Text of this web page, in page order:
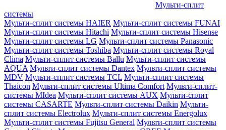
Мульти-сплит
системы
Мульти-сплит системы HAIER Мульти-сплит системы FUNAI
Мульти-сплит системы Hitachi Мульти-сплит системы Hisense
Мульти-сплит системы LG Мульти-сплит системы Panasonic
Мульти-сплит системы Toshiba Мульти-сплит системы Royal
Clima Мульти-сплит системы Ballu Мульти-сплит системы
AQUA Мульти-сплит системы Dantex Мульти-сплит системы
MDV Мульти-сплит системы TCL Мульти-сплит системы
Thaicon Мульти-сплит системы Ultima Comfort Мульти-сплит-
системы MIdea Мульти-сплит системы AUX Мульти-сплит
системы CASARTE Мульти-сплит системы Daikin Мульти-
сплит системы Electrolux Мульти-сплит системы Energolux
Мульти-сплит системы Fujitsu General Мульти-сплит системы